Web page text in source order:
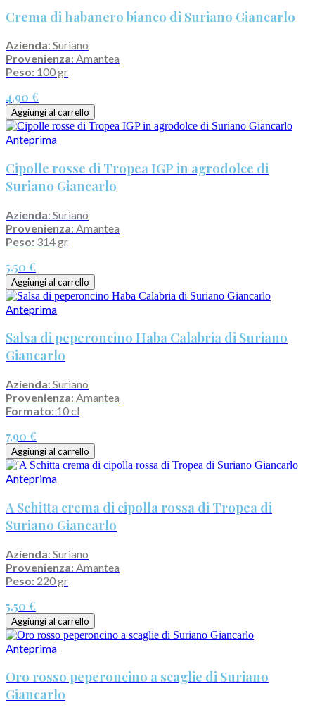
Crema di habanero bianco di Suriano Giancarlo
Azienda: Suriano
Provenienza: Amantea
Peso: 100 gr
4,90 €
Aggiungi al carrello
Anteprima
Cipolle rosse di Tropea IGP in agrodolce di
Suriano Giancarlo
Azienda: Suriano
Provenienza: Amantea
Peso: 314 gr
5,50 €
Aggiungi al carrello
Anteprima
Salsa di peperoncino Haba Calabria di Suriano
Giancarlo
Azienda: Suriano
Provenienza: Amantea
Formato: 10 cl
7,90 €
Aggiungi al carrello
Anteprima
A Schitta crema di cipolla rossa di Tropea di
Suriano Giancarlo
Azienda: Suriano
Provenienza: Amantea
Peso: 220 gr
5,50 €
Aggiungi al carrello
Anteprima
Oro rosso peperoncino a scaglie di Suriano
Giancarlo